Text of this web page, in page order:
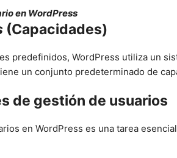
en WordPress
(Capacidades)
predefinidos, WordPress utiliza un
un conjunto predeterminado de
de gestión de usuarios
en WordPress es una tarea